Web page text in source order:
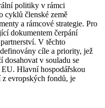
politiky v rámci
cyklů členské země
a rámcové strategie. Pro
dokumentem čerpání
V těchto
cíle a priority, jež
dosahovat v souladu se
Hlavní hospodářskou
evropských fondů, je